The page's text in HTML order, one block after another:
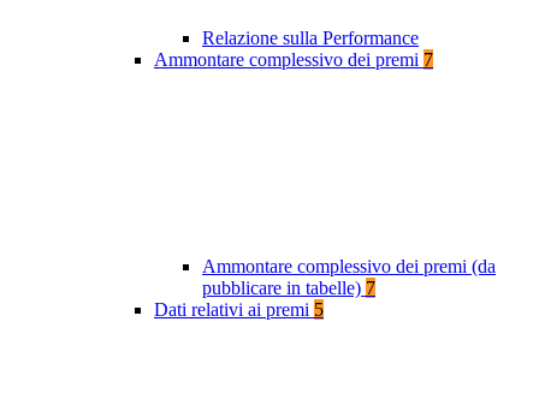
Relazione sulla Performance
Ammontare complessivo dei premi 7
Ammontare complessivo dei premi (da
pubblicare in tabelle) 7
Dati relativi ai premi 5